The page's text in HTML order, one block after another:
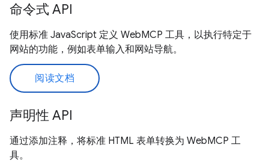
命令式 API
使用标准 JavaScript 定义 WebMCP 工具，以执行特定于
网站的功能，例如表单输入和网站导航。
阅读文档
声明性 API
通过添加注释，将标准 HTML 表单转换为 WebMCP 工
具。